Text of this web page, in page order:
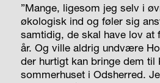
”Mange, ligesom jeg selv i
økologisk ind og føler sig
samtidig, de skal have lov at
år. Og ville aldrig undvære
der hurtigt kan bringe dem til
sommerhuset i Odsherred.